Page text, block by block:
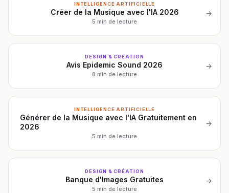
INTELLIGENCE ARTIFICIELLE
Créer de la Musique avec l'IA 2026
5 min de lecture
→
DESIGN & CRÉATION
Avis Epidemic Sound 2026
8 min de lecture
→
INTELLIGENCE ARTIFICIELLE
Générer de la Musique avec l'IA Gratuitement en
2026
5 min de lecture
→
DESIGN & CRÉATION
Banque d'Images Gratuites
5 min de lecture
→